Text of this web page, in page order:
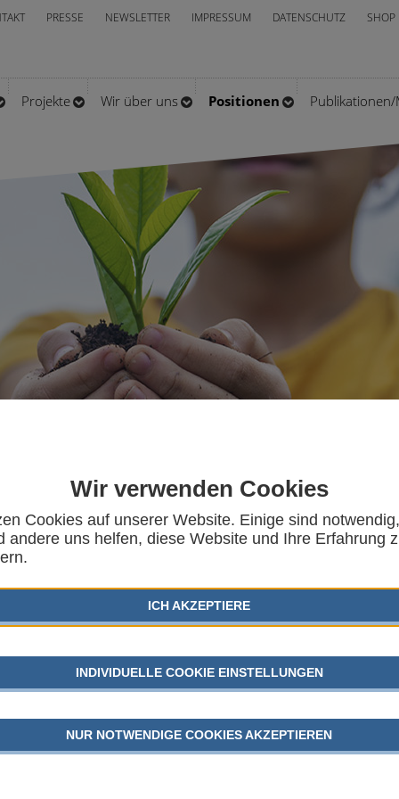
Wir verwenden Cookies
Cookies auf unserer Website. Einige sind notwendig,
andere uns helfen, diese Website und Ihre Erfahrung
ICH AKZEPTIERE
INDIVIDUELLE COOKIE EINSTELLUNGEN
NUR NOTWENDIGE COOKIES AKZEPTIEREN
PRESSE NEWSLETTER IMPRESSUM DATENSCHUTZ SHOP
Projekte Wir über uns Positionen
–
sozialpädagogisches
ARBEITSGEMEINSCHAFT FÜR KINDER-
in vielfältiger Weise mit Schnittstellen der Kinder-
Lebensort Schule auseinandergesetzt. Dabei sind
SGB VIII